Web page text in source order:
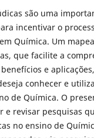
são uma
incentivar o
Química. Um
que facilite a
e
conhecer e
de Química. O
e revisar pesquisas
no ensino de